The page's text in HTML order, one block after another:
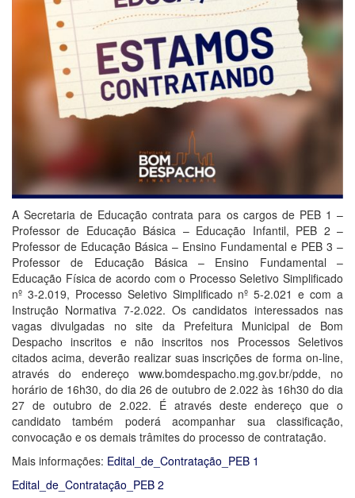
A Secretaria de Educação contrata para os cargos de PEB 1 –
Professor de Educação Básica – Educação Infantil, PEB 2 –
Professor de Educação Básica – Ensino Fundamental e PEB 3 –
Professor de Educação Básica – Ensino Fundamental –
Educação Física de acordo com o Processo Seletivo Simplificado
nº 3-2.019, Processo Seletivo Simplificado nº 5-2.021 e com a
Instrução Normativa 7-2.022. Os candidatos interessados nas
vagas divulgadas no site da Prefeitura Municipal de Bom
Despacho inscritos e não inscritos nos Processos Seletivos
citados acima, deverão realizar suas inscrições de forma on-line,
através do endereço www.bomdespacho.mg.gov.br/pdde, no
horário de 16h30, do dia 26 de outubro de 2.022 às 16h30 do dia
27 de outubro de 2.022. É através deste endereço que o
candidato também poderá acompanhar sua classificação,
convocação e os demais trâmites do processo de contratação.
Mais informações: Edital_de_Contratação_PEB 1
Edital_de_Contratação_PEB 2